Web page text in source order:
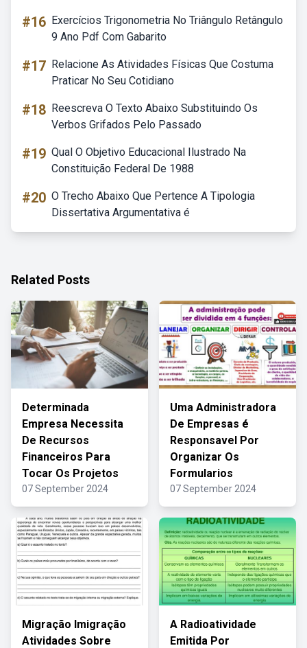
#16 Exercícios Trigonometria No Triângulo Retângulo
9 Ano Pdf Com Gabarito
#17 Relacione As Atividades Físicas Que Costuma
Praticar No Seu Cotidiano
#18 Reescreva O Texto Abaixo Substituindo Os
Verbos Grifados Pelo Passado
#19 Qual O Objetivo Educacional Ilustrado Na
Constituição Federal De 1988
#20 O Trecho Abaixo Que Pertence A Tipologia
Dissertativa Argumentativa é
Related Posts
Determinada
Empresa Necessita
De Recursos
Financeiros Para
Tocar Os Projetos
07 September 2024
Uma Administradora
De Empresas é
Responsavel Por
Organizar Os
Formularios
07 September 2024
Migração Imigração
Atividades Sobre
A Radioatividade
Emitida Por